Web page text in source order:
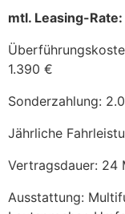
mtl. Leasing-
1.390 €
Sonderzahlung:
Jährliche
Vertragsdauer: 24
Ausstattung: